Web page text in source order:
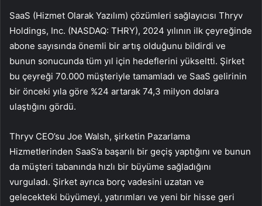
SaaS (Hizmet Olarak Yazılım) çözümleri sağlayıcısı Thryv
Holdings, Inc. (NASDAQ: THRY), 2024 yılının ilk çeyreğinde
abone sayısında önemli bir artış olduğunu bildirdi ve
bunun sonucunda tüm yıl için hedeflerini yükseltti. Şirket
bu çeyreği 70.000 müşteriyle tamamladı ve SaaS gelirinin
bir önceki yıla göre %24 artarak 74,3 milyon dolara
ulaştığını gördü.
Thryv CEO’su Joe Walsh, şirketin Pazarlama
Hizmetlerinden SaaS’a başarılı bir geçiş yaptığını ve bunun
da müşteri tabanında hızlı bir büyüme sağladığını
vurguladı. Şirket ayrıca borç vadesini uzatan ve
gelecekteki büyümeyi, yatırımları ve yeni bir hisse geri